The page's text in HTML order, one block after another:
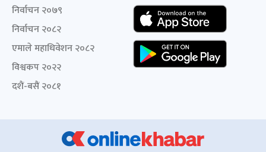
निर्वाचन २०७९
निर्वाचन २०८२
एमाले महाधिवेशन २०८२
विश्वकप २०२२
दशैं-बसैं २०८१